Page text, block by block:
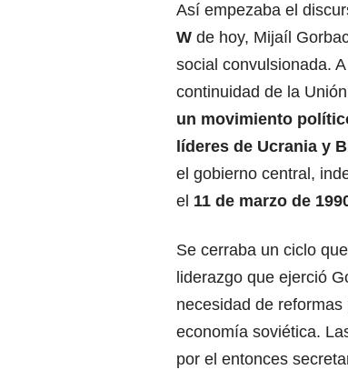
Así empezaba el
W de hoy, Mijaíl
social convulsionada.
continuidad de la
un movimiento
líderes de Ucrania y
el gobierno central,
el 11 de marzo de
Se cerraba un ciclo
liderazgo que ejerció
necesidad de
economía soviética.
por el entonces